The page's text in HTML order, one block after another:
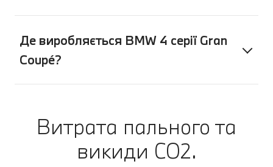
Де виробляється BMW 4 серії Gran
Coupé?
Витрата пального та
викиди CO2.